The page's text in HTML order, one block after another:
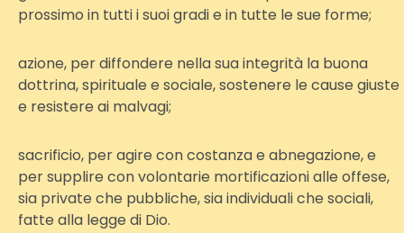
prossimo in tutti i suoi gradi e in tutte le sue forme;
azione, per diffondere nella sua integrità la buona
dottrina, spirituale e sociale, sostenere le cause giuste
e resistere ai malvagi;
sacrificio, per agire con costanza e abnegazione, e
per supplire con volontarie mortificazioni alle offese,
sia private che pubbliche, sia individuali che sociali,
fatte alla legge di Dio.